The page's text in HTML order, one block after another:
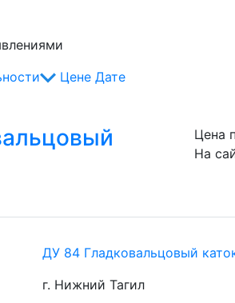
Цене Дате
Цена
На
ДУ 84 Гладковальцовый
г. Нижний Тагил